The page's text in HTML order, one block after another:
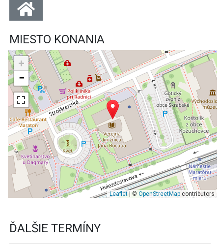
MIESTO KONANIA
+
−
Leaflet| © OpenStreetMapcontributors
ĎALŠIE TERMÍNY